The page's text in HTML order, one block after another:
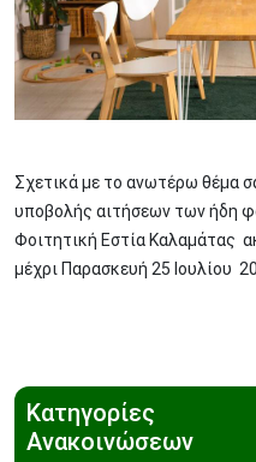
Σχετικά με το ανωτέρω θέμα
υποβολής αιτήσεων των ήδη
Φοιτητική Εστία Καλαμάτας
μέχρι Παρασκευή 25 Ιουλίου
Κατηγορίες
Ανακοινώσεων